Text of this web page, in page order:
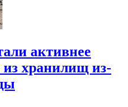
активнее
из хранилищ из-